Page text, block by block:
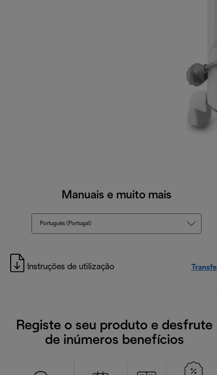
Manuais e muito mais
Português (Portugal)
Instruções de utilização
Registe o seu produto e desfrute
de inúmeros benefícios